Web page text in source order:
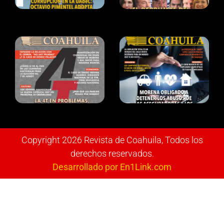
Copyright 2026 Revista de Coahuila, Todos los
derechos reservados.
Desarrollado por En1Link.com